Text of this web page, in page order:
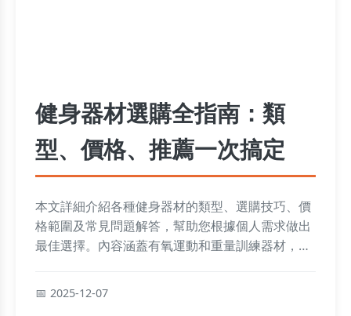
健身器材選購全指南：類
型、價格、推薦一次搞定
本文詳細介紹各種健身器材的類型、選購技巧、價
格範圍及常見問題解答，幫助您根據個人需求做出
最佳選擇。內容涵蓋有氧運動和重量訓練器材，提
2025-12-07